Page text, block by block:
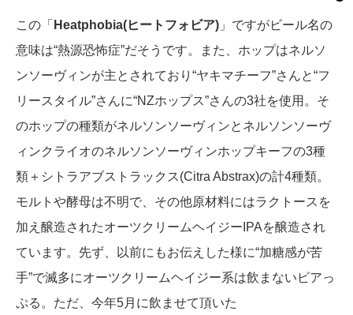
この「 Heatphobia(ヒートフォビア) 」ですがビール名の
意味は“熱源恐怖症”だそうです。また、ホップはネルソ
ンソーヴィンが主とされており“ヤキマチーフ”さんと“フ
リースタイル”さんに“NZホップス”さんの3社を使用。そ
のホップの種類がネルソンソーヴィンとネルソンソーヴ
ィンクライオのネルソンソーヴィンホップキーフの3種
類＋シトラアブストラックス(Citra Abstrax)の計4種類。
モルトや酵母は不明で、その他原材料にはラクトースを
加え醸造されたオーツクリームヘイジーIPAを醸造され
ています。先ず、以前にもお伝えした様に“加糖感が苦
手”で滅多にオーツクリームヘイジー系は飲まないビアっ
ぷる。ただ、今年5月に飲ませて頂いた